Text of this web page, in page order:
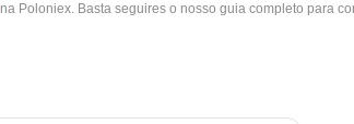
na Poloniex. Basta seguires o nosso guia completo para